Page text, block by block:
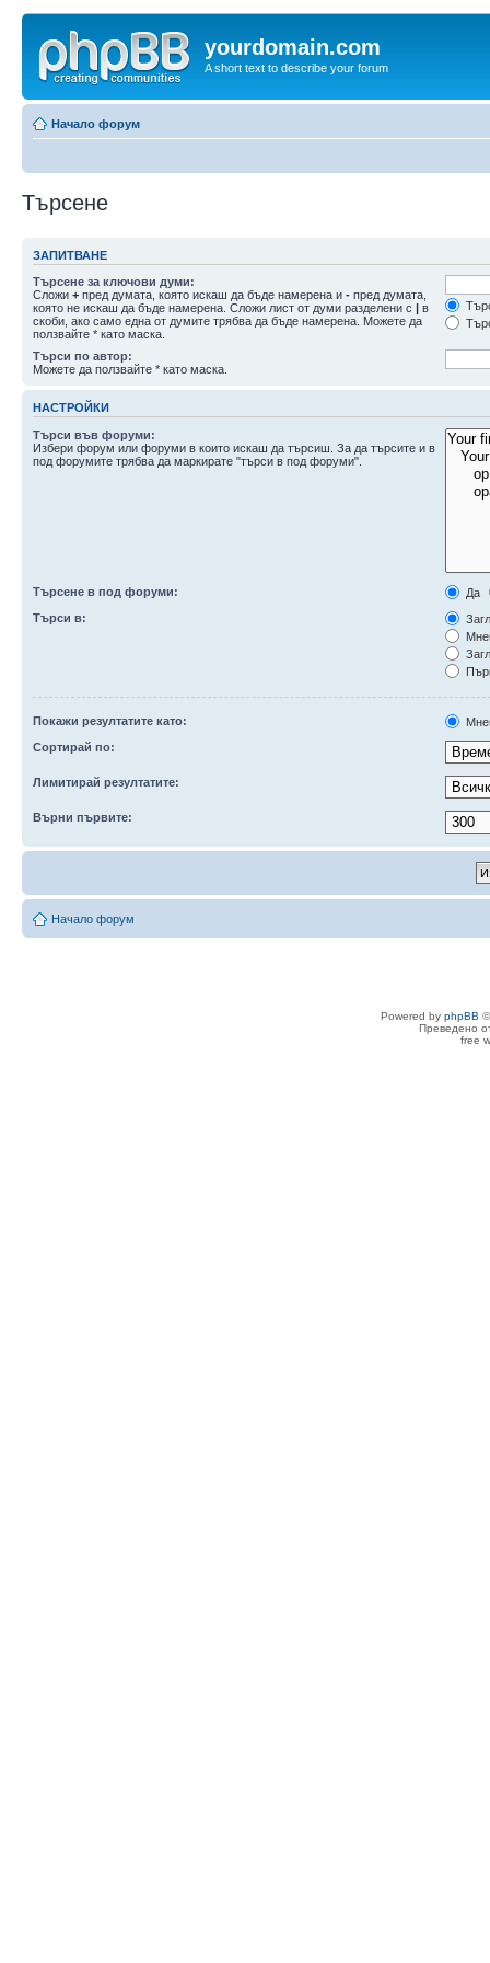
yourdomain.com
A short text to describe your forum
Начало форум
Търсене
ЗАПИТВАНЕ
Търсене за ключови думи:
Сложи + пред думата, която искаш да бъде намерена и - пред думата,
която не искаш да бъде намерена. Сложи лист от думи разделени с | в
скоби, ако само една от думите трябва да бъде намерена. Можете да
ползвайте * като маска.
Търси по автор:
Можете да ползвайте * като маска.
НАСТРОЙКИ
Търси във форуми:
Избери форум или форуми в които искаш да търсиш. За да търсите и в
под форумите трябва да маркирате "търси в под форуми".
Търсене в под форуми:
Да
Търси в:
Покажи резултатите като:
Сортирай по:
Лимитирай резултатите:
Върни първите:
Начало форум
Powered by phpBB
Преведено
free